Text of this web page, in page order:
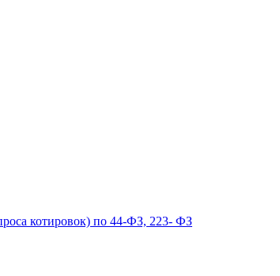
котировок) по 44-ФЗ, 223- ФЗ